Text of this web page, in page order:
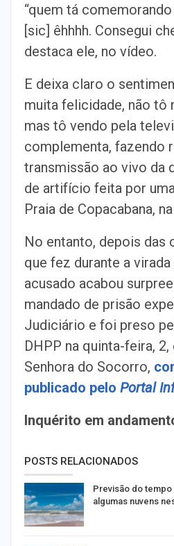
“quem tá
[sic] êhhhh. Consegui
destaca ele, no vídeo.
E deixa claro o
muita felicidade, não tô
mas tô vendo pela
complementa, fazendo
transmissão ao vivo da
de artifício feita por
Praia de Copacabana,
No entanto, depois das
que fez durante a
acusado acabou
mandado de prisão
Judiciário e foi preso
DHPP na quinta-feira,
Senhora do Socorro,
publicado pelo Portal
Inquérito em
POSTS RELACIONADOS
Previsão do
algumas nuvens